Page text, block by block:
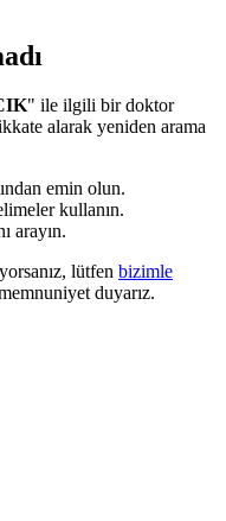
" ile ilgili bir doktor
alarak yeniden arama
emin olun.
kullanın.
arayın.
lütfen bizimle
duyarız.